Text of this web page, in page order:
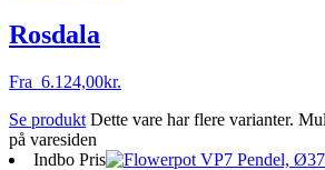
Rosdala
Fra 6.124,00kr.
Se produkt Dette vare har flere varianter.
på varesiden
Indbo Pris